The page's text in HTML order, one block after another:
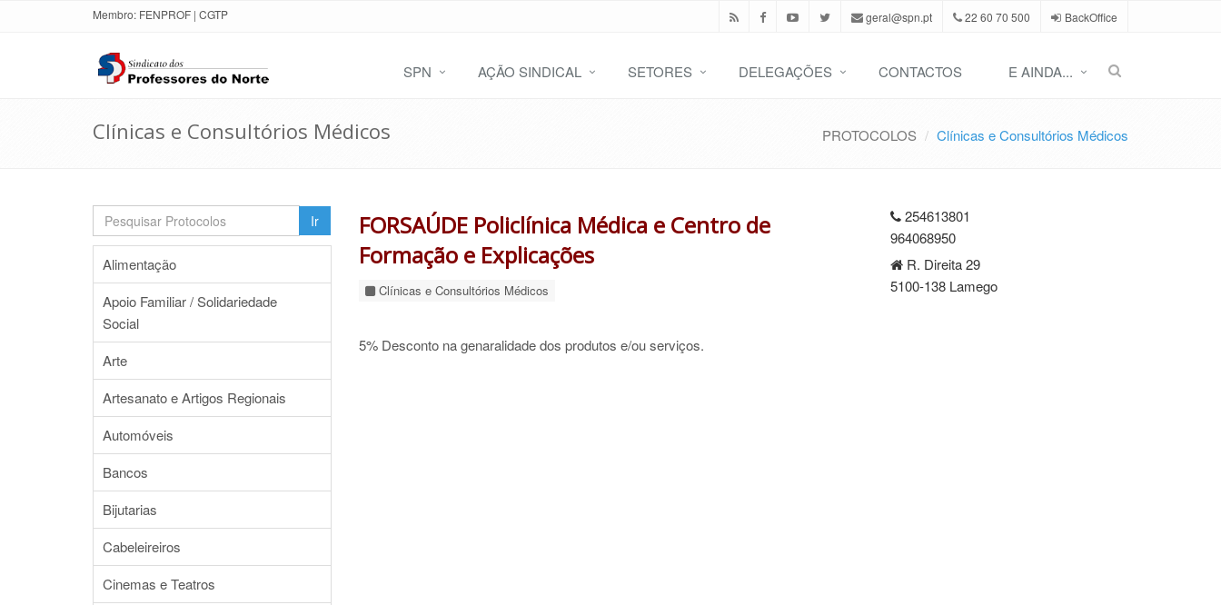
Membro: FENPROF | CGTP geral@spn.pt 22 60 70 500 BackOffice
SPN AÇÃO SINDICAL SETORES DELEGAÇÕES CONTACTOS E AINDA...
Clínicas e Consultórios Médicos PROTOCOLOS Clínicas e Consultórios Médicos
Ir
Alimentação
Apoio Familiar / Solidariedade
Social
Arte
Artesanato e Artigos Regionais
Automóveis
Bancos
Bijutarias
Cabeleireiros
Cinemas e Teatros
FORSAÚDE Policlínica Médica e Centro de
Formação e Explicações
Clínicas e Consultórios Médicos
5% Desconto na genaralidade dos produtos e/ou serviços.
254613801
964068950
R. Direita 29
5100-138 Lamego